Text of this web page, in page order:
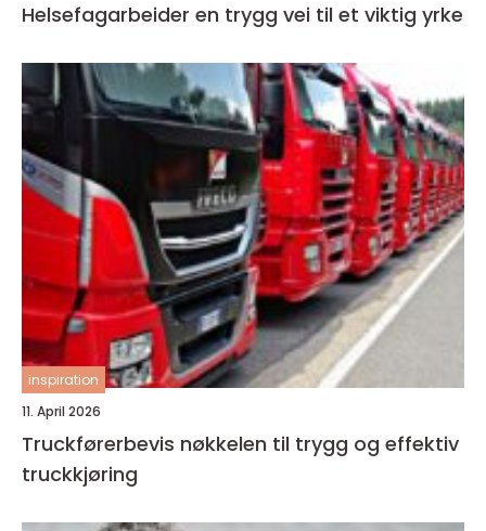
Helsefagarbeider en trygg vei til et viktig yrke
inspiration
11. April 2026
Truckførerbevis nøkkelen til trygg og effektiv
truckkjøring